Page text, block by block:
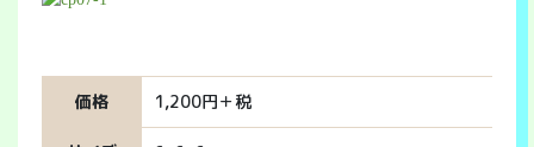
価格 1,200円＋税